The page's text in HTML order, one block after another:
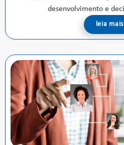
desenvolvimento e
leia